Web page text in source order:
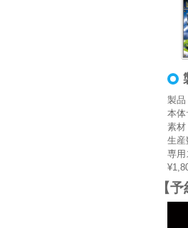
製
本体
素
生
専用
【